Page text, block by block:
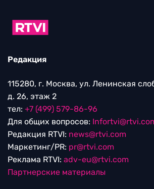
Редакция
115280, г. Москва, ул. Ленинская
д. 26, этаж 2
тел: +7 (499) 579-86-96
Для общих вопросов:
Редакция RTVI: news@rtvi.com
Маркетинг/PR: pr@rtvi.com
Реклама RTVI: adv-eu@rtvi.com
Партнерские материалы